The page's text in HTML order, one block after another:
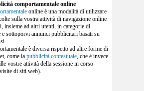
comportamentale online
online è una modalità di utilizzare
sulla vostra attività di navigazione online
insieme ad altri utenti, in categorie di
e sottoporvi annunci pubblicitari basati su
è diversa rispetto ad altre forme di
come la pubblicità contestuale, che è invece
vostre attività della sessione in corso
di siti web).